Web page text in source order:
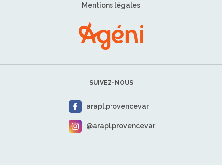
Mentions légales
SUIVEZ-NOUS
arapl.provencevar
@arapl.provencevar